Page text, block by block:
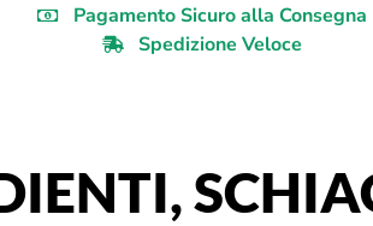
Pagamento Sicuro alla Consegna
Spedizione Veloce